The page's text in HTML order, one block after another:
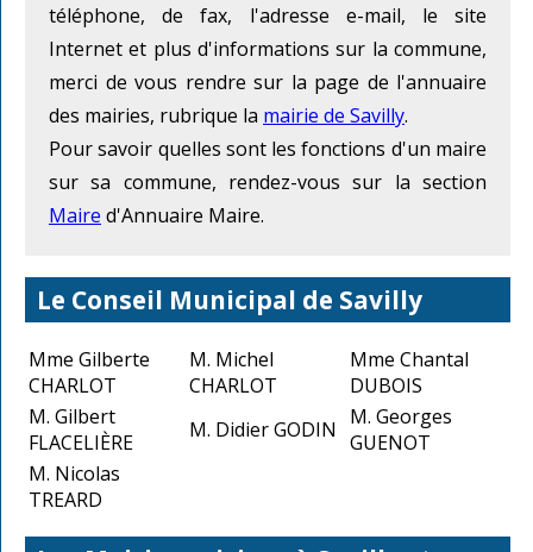
téléphone, de fax, l'adresse e-mail, le site
Internet et plus d'informations sur la commune,
merci de vous rendre sur la page de l'annuaire
des mairies, rubrique la mairie de Savilly.
Pour savoir quelles sont les fonctions d'un maire
sur sa commune, rendez-vous sur la section
Maire d'Annuaire Maire.
Le Conseil Municipal de Savilly
Mme Gilberte
CHARLOT
M. Michel
CHARLOT
Mme Chantal
DUBOIS
M. Gilbert
FLACELIÈRE
M. Didier GODIN
M. Georges
GUENOT
M. Nicolas
TREARD